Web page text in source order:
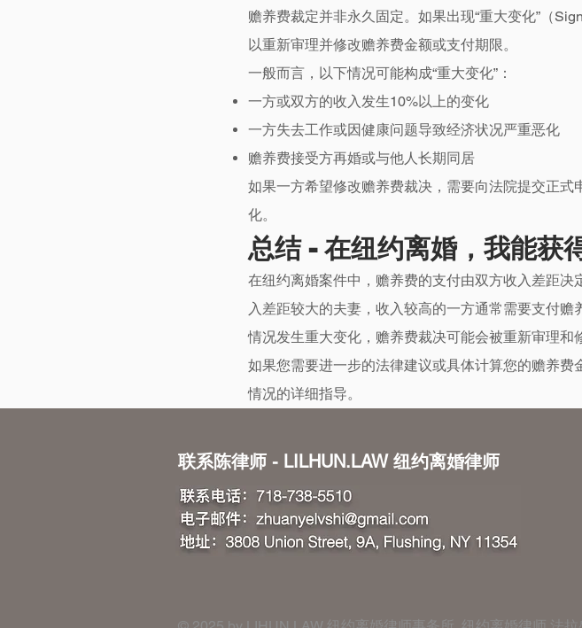
赡养费裁定并非永久固定。如果出现“重大变化”（
以重新审理并修改赡养费金额或支付期限。
一般而言，以下情况可能构成“重大变化”：
一方或双方的收入发生10%以上的变化
一方失去工作或因健康问题导致经济状况严重恶化
赡养费接受方再婚或与他人长期同居
如果一方希望修改赡养费裁决，需要向法院提交正
化。
总结 - 在纽约离婚，我能获
在纽约离婚案件中，赡养费的支付由双方收入差距
入差距较大的夫妻，收入较高的一方通常需要支付
情况发生重大变化，赡养费裁决可能会被重新审理和
如果您需要进一步的法律建议或具体计算您的赡养
情况的详细指导。
联系陈律师 - LILHUN.LAW 纽约离婚律师